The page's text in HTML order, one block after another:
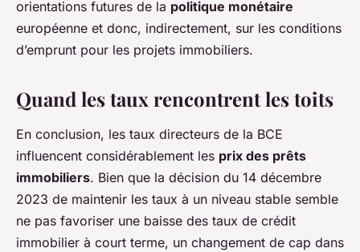
orientations futures de la politique monétaire
européenne et donc, indirectement, sur les conditions
d’emprunt pour les projets immobiliers.
Quand les taux rencontrent les toits
En conclusion, les taux directeurs de la BCE
influencent considérablement les prix des prêts
immobiliers. Bien que la décision du 14 décembre
2023 de maintenir les taux à un niveau stable semble
ne pas favoriser une baisse des taux de crédit
immobilier à court terme, un changement de cap dans